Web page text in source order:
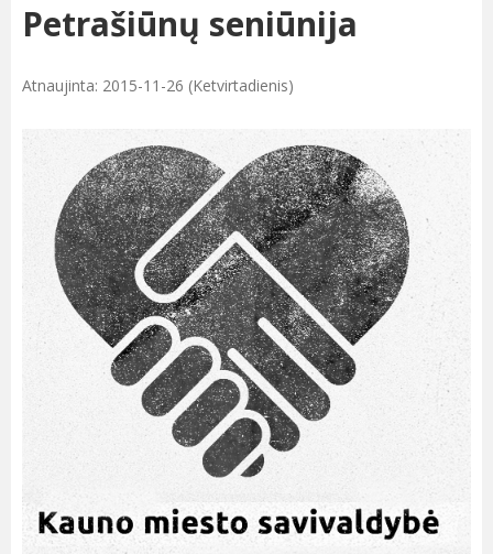
Petrašiūnų seniūnija
Atnaujinta: 2015-11-26 (Ketvirtadienis)